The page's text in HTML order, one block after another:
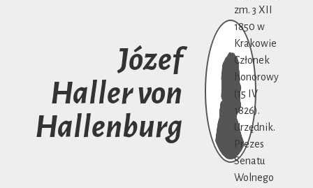
Józef
Haller von
Hallenburg
zm. 3 XII
1850 w
Krakowie
Członek
honorowy
(15 IV
1826).
Urzędnik.
Prezes
Senatu
Wolnego